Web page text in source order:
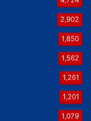
2,902
1,850
1,562
1,261
1,201
1,079